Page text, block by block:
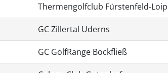
Thermengolfclub Fürstenfeld-
GC Zillertal Uderns
GC GolfRange Bockfließ